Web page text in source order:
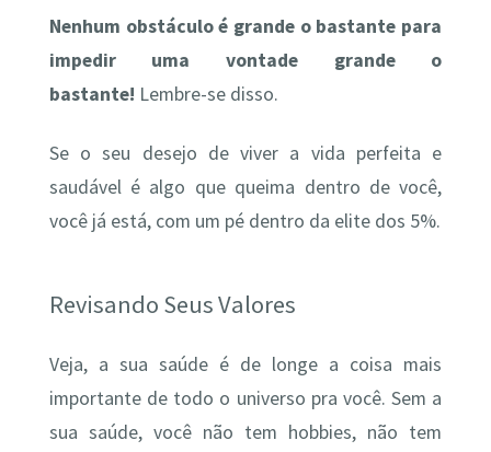
Nenhum obstáculo é grande o bastante para
impedir uma vontade grande o
bastante! Lembre-se disso.
Se o seu desejo de viver a vida perfeita e
saudável é algo que queima dentro de você,
você já está, com um pé dentro da elite dos 5%.
Revisando Seus Valores
Veja, a sua saúde é de longe a coisa mais
importante de todo o universo pra você. Sem a
sua saúde, você não tem hobbies, não tem